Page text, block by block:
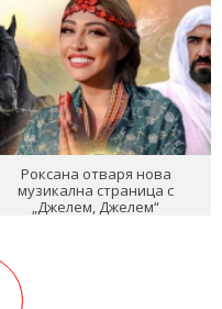
Роксана отваря нова
музикална страница с
„Джелем, Джелем“